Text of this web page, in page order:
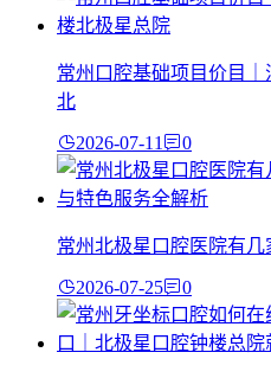
常州口腔基础项目价目
北
2026-07-11 0
常州北极星口腔医院有
2026-07-25 0